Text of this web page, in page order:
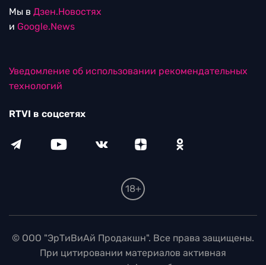
Мы в Дзен.Новостях
и Google.News
Уведомление об использовании рекомендательных
технологий
RTVI в соцсетях
18+
© ООО "ЭрТиВиАй Продакшн". Все права защищены.
При цитировании материалов активная